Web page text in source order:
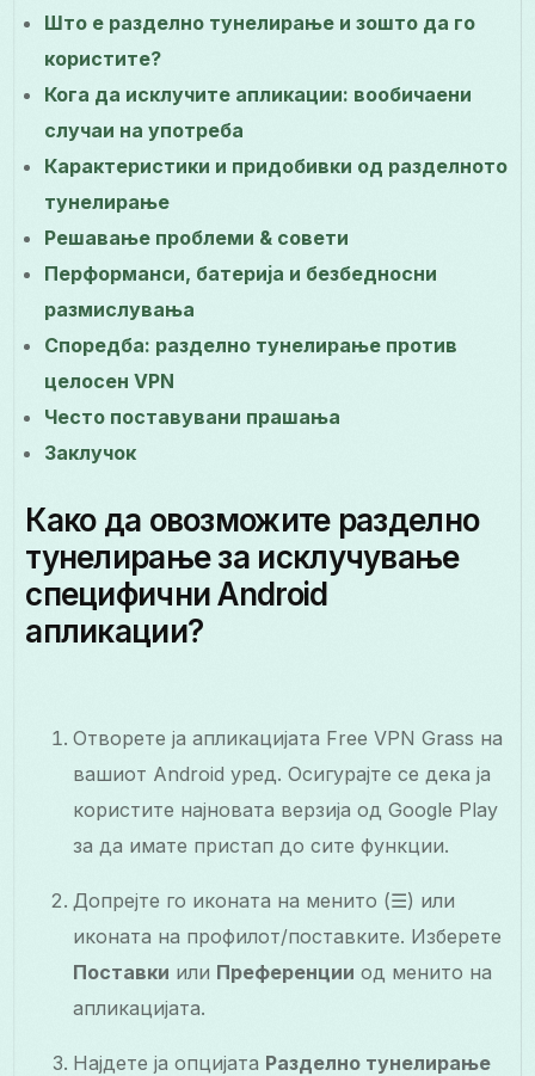
Што е разделно тунелирање и зошто да го
користите?
Кога да исклучите апликации: вообичаени
случаи на употреба
Карактеристики и придобивки од разделното
тунелирање
Решавање проблеми & совети
Перформанси, батерија и безбедносни
размислувања
Споредба: разделно тунелирање против
целосен VPN
Често поставувани прашања
Заклучок
Како да овозможите разделно
тунелирање за исклучување
специфични Android
апликации?
Отворете ја апликацијата Free VPN Grass на
вашиот Android уред. Осигурајте се дека ја
користите најновата верзија од Google Play
за да имате пристап до сите функции.
Допрејте го иконата на менито (☰) или
иконата на профилот/поставките. Изберете
Поставки или Преференции од менито на
апликацијата.
Најдете ја опцијата Разделно тунелирање